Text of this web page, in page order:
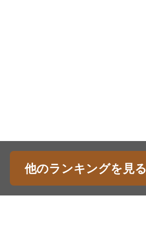
他のランキングを見る